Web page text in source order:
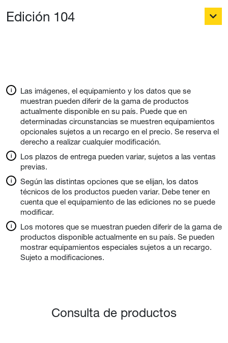
Edición 104
Las imágenes, el equipamiento y los datos que se
muestran pueden diferir de la gama de productos
actualmente disponible en su país. Puede que en
determinadas circunstancias se muestren equipamientos
opcionales sujetos a un recargo en el precio. Se reserva el
derecho a realizar cualquier modificación.
Los plazos de entrega pueden variar, sujetos a las ventas
previas.
Según las distintas opciones que se elijan, los datos
técnicos de los productos pueden variar. Debe tener en
cuenta que el equipamiento de las ediciones no se puede
modificar.
Los motores que se muestran pueden diferir de la gama de
productos disponible actualmente en su país. Se pueden
mostrar equipamientos especiales sujetos a un recargo.
Sujeto a modificaciones.
Consulta de productos